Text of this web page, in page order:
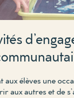
élèves une
aux autres et de